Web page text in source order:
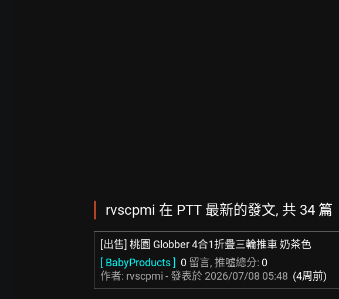
rvscpmi 在 PTT 最新的發文, 共 34 篇
[出售] 桃園 Globber 4合1折疊三輪推車 奶茶色
[ BabyProducts ] 0 留言, 推噓總分: 0
作者: rvscpmi - 發表於 2026/07/08 05:48 (4周前)